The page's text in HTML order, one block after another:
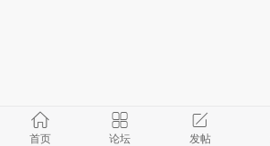
首页 论坛 发帖